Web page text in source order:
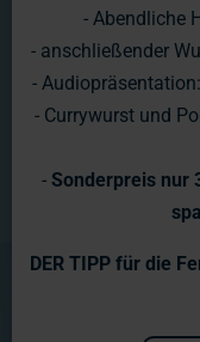
Mini View
- Abendliche
- anschließender
-
- Currywurst und
- Sonderpreis nur
DER TIPP für die